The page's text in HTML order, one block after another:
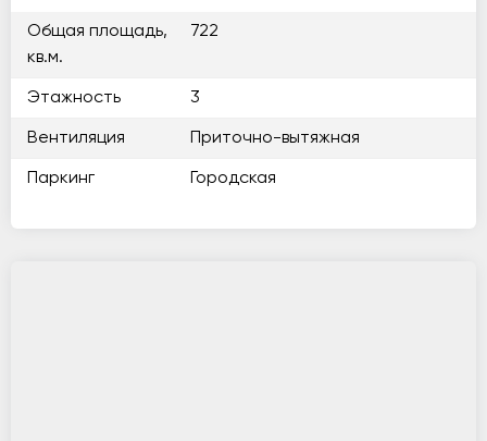
Общая площадь,
кв.м.
722
Этажность 3
Вентиляция Приточно-вытяжная
Паркинг Городская